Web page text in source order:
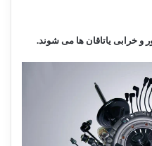
و خرابی یاتاقان ها می شوند.